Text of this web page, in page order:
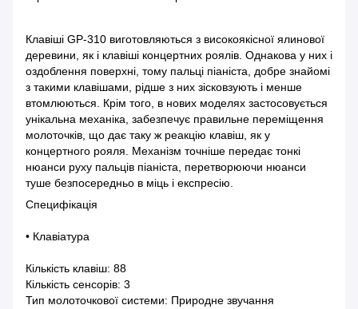
Клавіші GP-310 виготовляються з високоякісної ялинової
деревини, як і клавіші концертних роялів. Однакова у них і
оздоблення поверхні, тому пальці піаніста, добре знайомі
з такими клавішами, рідше з них зісковзують і менше
втомлюються. Крім того, в нових моделях застосовується
унікальна механіка, забезпечує правильне переміщення
молоточків, що дає таку ж реакцію клавіш, як у
концертного рояля. Механізм точніше передає тонкі
нюанси руху пальців піаніста, перетворюючи нюанси
туше безпосередньо в міць і експресію.
Специфікація
• Клавіатура
Кількість клавіш: 88
Кількість сенсорів: 3
Тип молоточкової системи: Природне звучання